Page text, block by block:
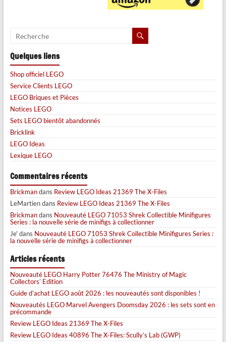
Quelques liens
Shop officiel LEGO
Service Clients LEGO
LEGO Briques et Pièces
Notices LEGO
Sets LEGO bientôt abandonnés
Bricklink
LEGO Ideas
Lexique LEGO
Commentaires récents
Brickmandans Review LEGO Ideas 21369 The X-Files
LeMartiendans Review LEGO Ideas 21369 The X-Files
Brickmandans Nouveauté LEGO 71053 Shrek Collectible Minifigures
Series : la nouvelle série de minifigs à collectionner
Je' dans Nouveauté LEGO 71053 Shrek Collectible Minifigures Series :
la nouvelle série de minifigs à collectionner
Articles récents
Nouveauté LEGO Harry Potter 76476 The Ministry of Magic
Collectors’ Edition
Guide d’achat LEGO août 2026 : les nouveautés sont disponibles !
Nouveautés LEGO Marvel Avengers Doomsday 2026 : les sets sont en
précommande
Review LEGO Ideas 21369 The X-Files
Review LEGO Ideas 40896 The X-Files: Scully’s Lab (GWP)